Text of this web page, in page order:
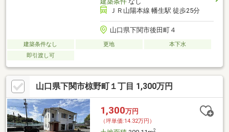
ＪＲ山陽本線 幡生駅 徒歩25分
山口県下関市後田町４
建築条件なし 更地
本下水
即引渡し可
山口県下関市椋野町１丁目 1,300万円
1,300万円
（坪単価:14.32万円）
2